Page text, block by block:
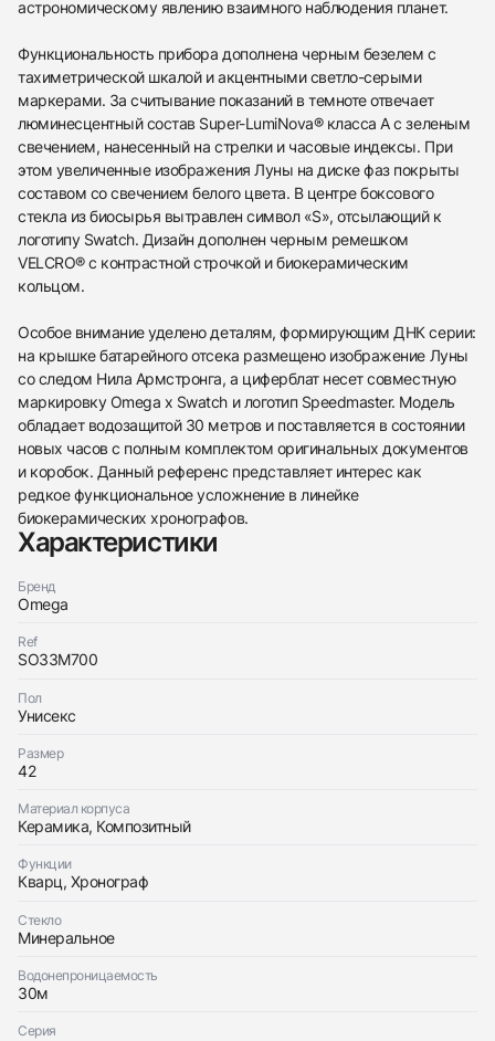
438
285
145
142
205
204
195
150
6
астрономическому явлению взаимного наблюдения планет.
Функциональность прибора дополнена черным безелем с
тахиметрической шкалой и акцентными светло-серыми
маркерами. За считывание показаний в темноте отвечает
люминесцентный состав Super-LumiNova® класса А с зеленым
свечением, нанесенный на стрелки и часовые индексы. При
этом увеличенные изображения Луны на диске фаз покрыты
составом со свечением белого цвета. В центре боксового
стекла из биосырья вытравлен символ «S», отсылающий к
логотипу Swatch. Дизайн дополнен черным ремешком
VELCRO® с контрастной строчкой и биокерамическим
кольцом.
Особое внимание уделено деталям, формирующим ДНК серии:
на крышке батарейного отсека размещено изображение Луны
со следом Нила Армстронга, а циферблат несет совместную
маркировку Omega x Swatch и логотип Speedmaster. Модель
обладает водозащитой 30 метров и поставляется в состоянии
новых часов с полным комплектом оригинальных документов
и коробок. Данный референс представляет интерес как
редкое функциональное усложнение в линейке
биокерамических хронографов.
Характеристики
Бренд
Omega
Ref
SO33M700
Пол
Унисекс
Размер
42
Материал корпуса
Керамика, Композитный
Функции
Кварц, Хронограф
Стекло
Минеральное
Водонепроницаемость
30м
Серия
Заказать эти часы
Оставьте ваши контактные данные и мы свяжемся
с вами
Omega
Swatch x Omega Bioceramic Mission To
Earthphase
НовыеКоробка + Документы
$650
Трейд-ин часов
Оставьте ваши контактные данные и мы свяжемся
Omega
Swatch x Omega Bioceramic Mission To
Earthphase
НовыеКоробка + Документы
$650